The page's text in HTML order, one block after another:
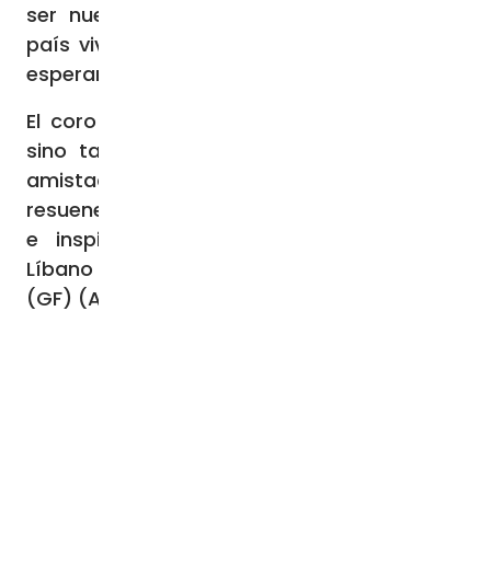
ser nuestra voz para ayudar a que este
país viva por fin en paz”, expresa Lea con
esperanza.
El coro no sólo lleva sus notas musicales,
sino también un poderoso testimonio de
amistad, resistencia y fe, que se espera
resuene más allá de las fronteras italianas
e inspire esperanza para el futuro del
Líbano y del mundo.
(GF) (Agencia Fides 26/11/2024)